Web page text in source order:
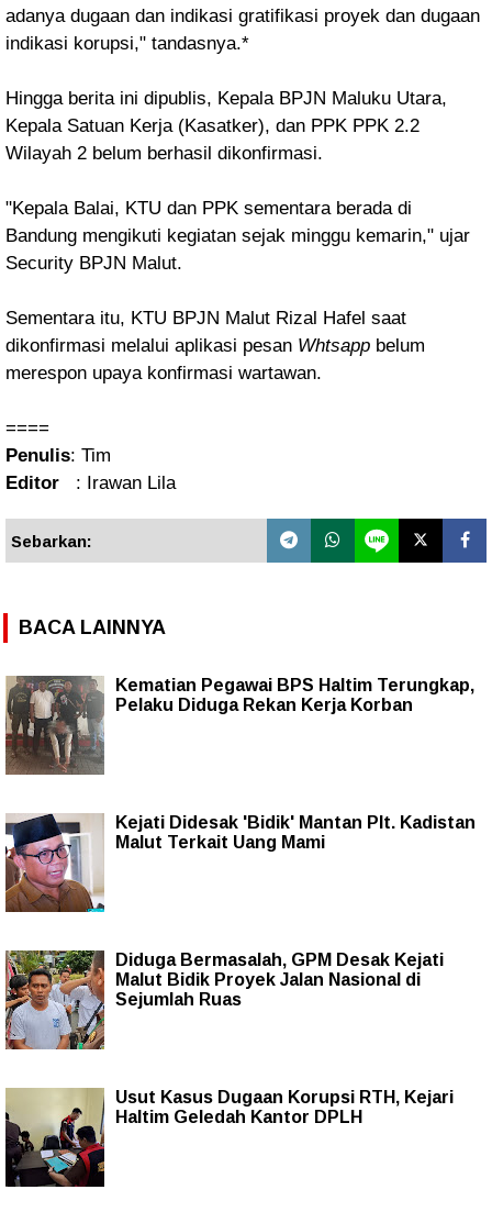
adanya dugaan dan indikasi gratifikasi proyek dan dugaan
indikasi korupsi," tandasnya.*
Hingga berita ini dipublis, Kepala BPJN Maluku Utara,
Kepala Satuan Kerja (Kasatker), dan PPK PPK 2.2
Wilayah 2 belum berhasil dikonfirmasi.
"Kepala Balai, KTU dan PPK sementara berada di
Bandung mengikuti kegiatan sejak minggu kemarin," ujar
Security BPJN Malut.
Sementara itu, KTU BPJN Malut Rizal Hafel saat
dikonfirmasi melalui aplikasi pesan Whtsapp belum
merespon upaya konfirmasi wartawan.
====
Penulis: Tim
Editor : Irawan Lila
Sebarkan:
BACA LAINNYA
Kematian Pegawai BPS Haltim Terungkap,
Pelaku Diduga Rekan Kerja Korban
Kejati Didesak 'Bidik' Mantan Plt. Kadistan
Malut Terkait Uang Mami
Diduga Bermasalah, GPM Desak Kejati
Malut Bidik Proyek Jalan Nasional di
Sejumlah Ruas
Usut Kasus Dugaan Korupsi RTH, Kejari
Haltim Geledah Kantor DPLH